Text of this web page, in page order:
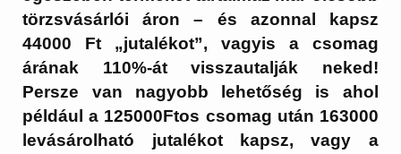
törzsvásárlói áron – és azonnal kapsz
44000 Ft „jutalékot”, vagyis a csomag
árának 110%-át visszautalják neked!
Persze van nagyobb lehetőség is ahol
például a 125000Ftos csomag után 163000
levásárolható jutalékot kapsz, vagy a